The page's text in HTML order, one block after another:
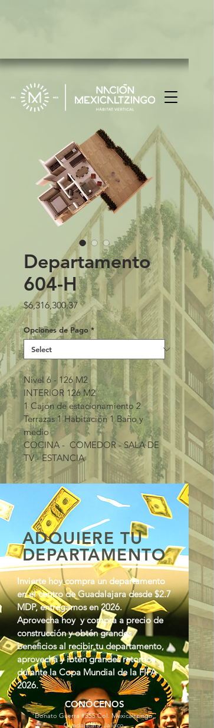
Departamento
604-H
$6,316,300.37Price
Opciones de Pago *
Nivel 6 - 126 M2
INTERIOR 126 M2
1 Cajón de estacionamiento 2
Terrazas 1 Habitación 1 Baño y
medio
COCINA -  COMEDOR - SALA DE
TV - ESTANCIA
ADQUIERE TU
DEPARTAMENTO
Invierte hoy compra un departamento
en el centro de Guadalajara desde $2.7
MDP, entregamos en 2026.
Aprovecha hoy y compra a precio de
construcción y obtén grandes
beneficios al recibir tu departamento,
aprovecha y ibtén grandes retornos
durante la Copa Mundial de la FIFA
2026.
CONÓCENOS
Donato Guerra #555 Col. Mexicaltzingo,
Guadalajara, Jalisco.